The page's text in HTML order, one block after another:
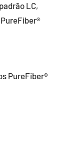
LC,
PureFiber®